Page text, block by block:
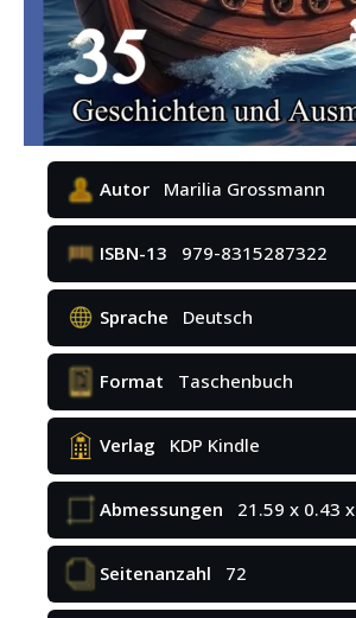
Autor Marilia Grossmann
ISBN-13 979-8315287322
Sprache Deutsch
Format Taschenbuch
Verlag KDP Kindle
Abmessungen 21.59 x 0.43
Seitenanzahl 72